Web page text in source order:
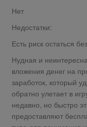
Нет
Недостатки:
Есть риск остаться
Нудная и
вложения денег на
заработок, который
обратно улетает в
недавно, но быстро
предоставляют